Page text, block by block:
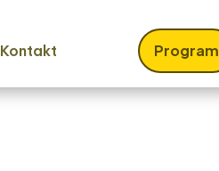
Kontakt Program